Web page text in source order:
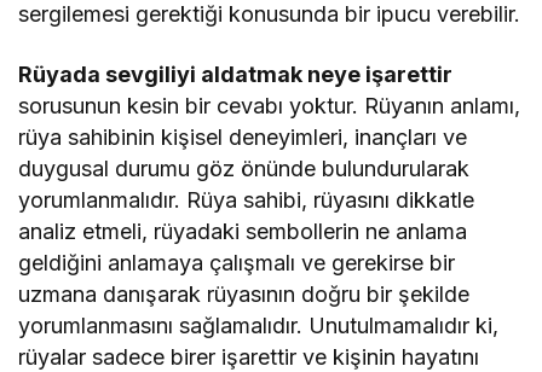
sergilemesi gerektiği konusunda bir ipucu verebilir.
Rüyada sevgiliyi aldatmak neye işarettir
sorusunun kesin bir cevabı yoktur. Rüyanın anlamı,
rüya sahibinin kişisel deneyimleri, inançları ve
duygusal durumu göz önünde bulundurularak
yorumlanmalıdır. Rüya sahibi, rüyasını dikkatle
analiz etmeli, rüyadaki sembollerin ne anlama
geldiğini anlamaya çalışmalı ve gerekirse bir
uzmana danışarak rüyasının doğru bir şekilde
yorumlanmasını sağlamalıdır. Unutulmamalıdır ki,
rüyalar sadece birer işarettir ve kişinin hayatını